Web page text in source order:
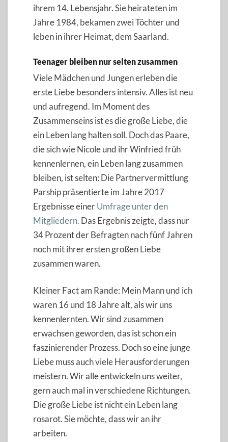
ihrem 14. Lebensjahr. Sie heirateten im
Jahre 1984, bekamen zwei Töchter und
leben in ihrer Heimat, dem Saarland.
Teenager bleiben nur selten zusammen
Viele Mädchen und Jungen erleben die
erste Liebe besonders intensiv. Alles ist neu
und aufregend. Im Moment des
Zusammenseins ist es die große Liebe, die
ein Leben lang halten soll. Doch das Paare,
die sich wie Nicole und ihr Winfried früh
kennenlernen, ein Leben lang zusammen
bleiben, ist selten: Die Partnervermittlung
Parship präsentierte im Jahre 2017
Ergebnisse einerUmfrage unter den
Mitgliedern. Das Ergebnis zeigte, dass nur
34 Prozent der Befragten nach fünf Jahren
noch mit ihrer ersten großen Liebe
zusammen waren.
Kleiner Fact am Rande: Mein Mann und ich
waren 16 und 18 Jahre alt, als wir uns
kennenlernten. Wir sind zusammen
erwachsen geworden, das ist schon ein
faszinierender Prozess. Doch so eine junge
Liebe muss auch viele Herausforderungen
meistern. Wir alle entwickeln uns weiter,
gern auch mal in verschiedene Richtungen.
Die große Liebe ist nicht ein Leben lang
rosarot. Sie möchte, dass wir an ihr
arbeiten.